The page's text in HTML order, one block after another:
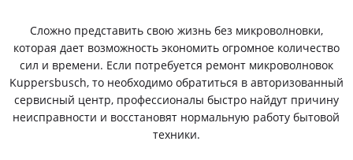
Сложно представить свою жизнь без микроволновки,
которая дает возможность экономить огромное количество
сил и времени. Если потребуется ремонт микроволновок
Kuppersbusch, то необходимо обратиться в авторизованный
сервисный центр, профессионалы быстро найдут причину
неисправности и восстановят нормальную работу бытовой
техники.